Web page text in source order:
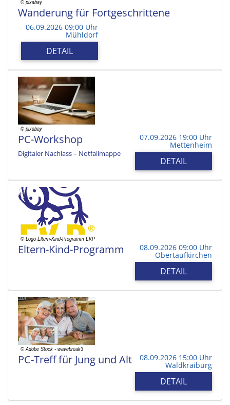
Wanderung für Fortgeschrittene
06.09.2026 09:00 Uhr
Mühldorf
DETAIL
PC-Workshop
Digitaler Nachlass – Notfallmappe
07.09.2026 19:00 Uhr
Mettenheim
DETAIL
Eltern-Kind-Programm 08.09.2026 09:00 Uhr
Obertaufkirchen
DETAIL
PC-Treff für Jung und Alt 08.09.2026 15:00 Uhr
Waldkraiburg
DETAIL